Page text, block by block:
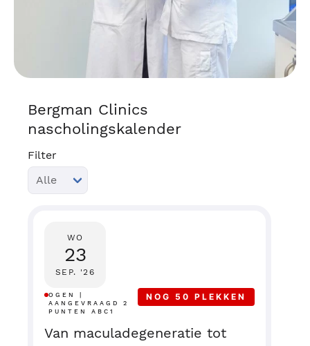
Bergman Clinics
nascholingskalender
Filter
WO
23
SEP. '26
OGEN |
AANGEVRAAGD 2
PUNTEN ABC1
NOG 50 PLEKKEN
Van maculadegeneratie tot